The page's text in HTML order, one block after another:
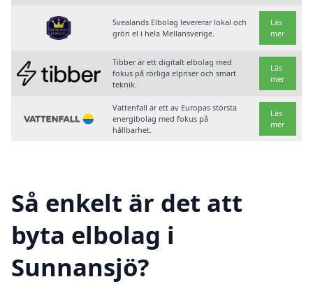
Svealands Elbolag levererar lokal och
grön el i hela Mellansverige.
Läs
mer
Tibber är ett digitalt elbolag med
fokus på rörliga elpriser och smart
teknik.
Läs
mer
Vattenfall är ett av Europas största
energibolag med fokus på
hållbarhet.
Läs
mer
Så enkelt är det att
byta elbolag i
Sunnansjö?